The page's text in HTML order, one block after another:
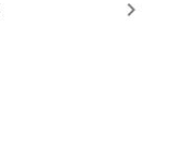
keyboard_arrow_right